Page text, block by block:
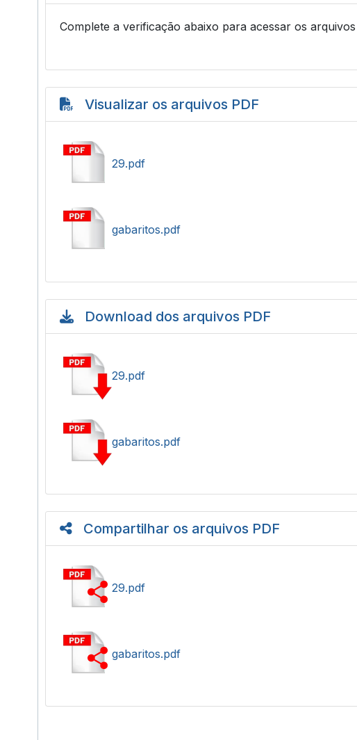
Complete a verificação abaixo para acessar os arquivos
Visualizar os arquivos PDF
29.pdf
gabaritos.pdf
Download dos arquivos PDF
29.pdf
gabaritos.pdf
Compartilhar os arquivos PDF
29.pdf
gabaritos.pdf